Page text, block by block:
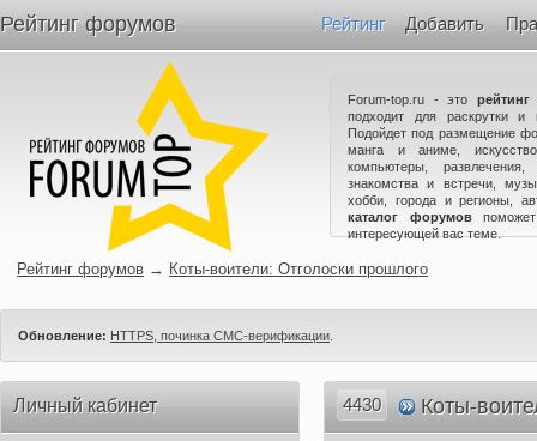
Рейтинг форумов Рейтинг Добавить
Forum-top.ru - это
подходит для раскрутки и
Подойдет под размещение
манга и аниме,
компьютеры,
знакомства и встречи,
хобби, города и регионы,
каталог форумов
интересующей вас теме.
Рейтинг форумов → Коты-воители: Отголоски прошлого
Обновление: HTTPS, починка СМС-верификации
Личный кабинет 4430 Коты-